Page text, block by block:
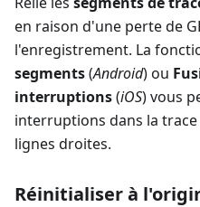
en raison d'une perte de
l'enregistrement. La
segments(Android) ou
interruptions(iOS) vous
interruptions dans la trace
lignes droites.
Réinitialiser à